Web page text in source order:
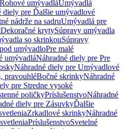
Rohové umývadláUmývadlá
diely pre Ďalšie umývadlové
nádrže na sadruUmývadlá pre
Dekoračné krytySúpravy umývadla
so skrinkouSúpravy
umývadloPre malé
umývadláNáhradné diely pre Pre
Náhradné diely pre Umývadlové
pravouhléBočné skrinkyNáhradné
pre Stredne vysoké
poličkyPríslušenstvoNáhradné
diely pre ZásuvkyĎalšie
Zrkadlové skrinkyNáhradné
PríslušenstvoSvetelné